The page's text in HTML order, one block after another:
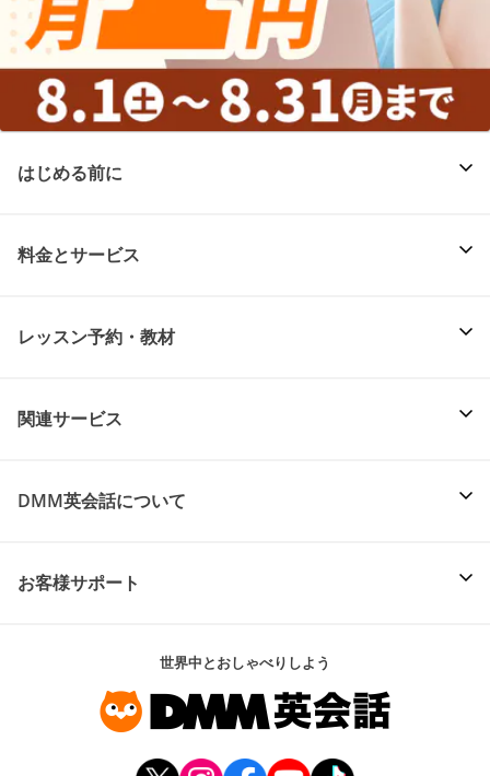
はじめる前に
料金とサービス
レッスン予約・教材
関連サービス
DMM英会話について
お客様サポート
世界中とおしゃべりしよう